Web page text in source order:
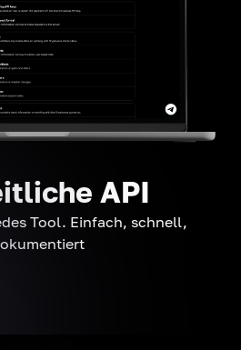
API
Tool. Einfach, schnell,